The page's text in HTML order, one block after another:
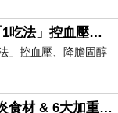
不只少吃鹽！專家曝「1吃法」控血壓、降膽固醇 - 得舒飲食(DASH Diet)
」控血壓、降膽固醇
欣儀營養師 - 6種抗發炎食材 & 6大加重慢性發炎的飲食習慣